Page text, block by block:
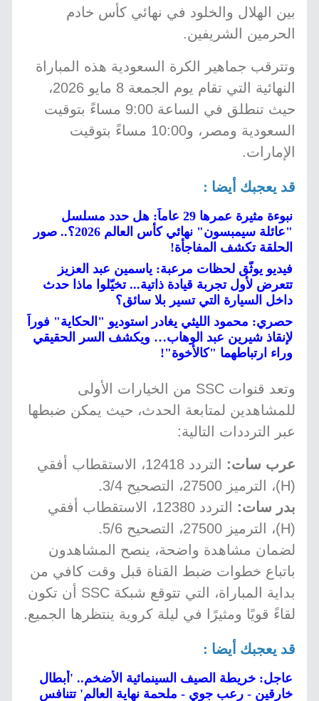
بين الهلال والخلود في نهائي كأس خادم
الحرمين الشريفين.
وتترقب جماهير الكرة السعودية هذه المباراة
النهائية التي تقام يوم الجمعة 8 مايو 2026،
حيث تنطلق في الساعة 9:00 مساءً بتوقيت
السعودية ومصر، و10:00 مساءً بتوقيت
الإمارات.
قد يعجبك أيضا :
نبوءة مثيرة عمرها 29 عاماً: هل حدد مسلسل
"عائلة سيمبسون" نهائي كأس العالم 2026؟.. صور
الحلقة تكشف المفاجأة!
فيديو يوثّق لحظات مرعبة: ياسمين عبد العزيز
تتعرض لأول تجربة قيادة ذاتية... تخيّلوا ماذا حدث
داخل السيارة التي تسير بلا سائق؟
حصري: محمود الليثي يغادر استوديو "الحكاية" فوراً
لإنقاذ شيرين عبد الوهاب… ويكشف السر الحقيقي
وراء ارتباطهما "كالأخوة"!
وتعد قنوات SSC من الخيارات الأولى
للمشاهدين لمتابعة الحدث، حيث يمكن ضبطها
عبر الترددات التالية:
عرب سات:
التردد 12418، الاستقطاب أفقي
(H)، الترميز 27500، التصحيح 3/4.
بدر سات:
التردد 12380، الاستقطاب أفقي
(H)، الترميز 27500، التصحيح 5/6.
لضمان مشاهدة واضحة، ينصح المشاهدون
باتباع خطوات ضبط القناة قبل وقت كافي من
بداية المباراة، التي تتوقع شبكة SSC أن تكون
لقاءً قويًا ومثيرًا في ليلة كروية ينتظرها الجميع.
قد يعجبك أيضا :
عاجل: خريطة الصيف السينمائية الأضخم.. 'أبطال
خارقين - رعب جوي - ملحمة نهاية العالم' تتنافس